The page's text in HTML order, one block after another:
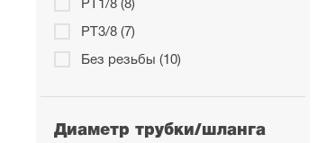
PT1/8 (8)
PT3/8 (7)
Без резьбы (10)
Диаметр трубки/шланга